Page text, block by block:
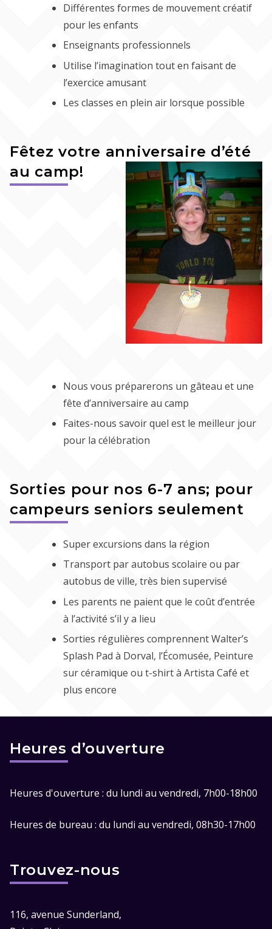
Différentes formes de mouvement créatif
pour les enfants
Enseignants professionnels
Utilise l’imagination tout en faisant de
l’exercice amusant
Les classes en plein air lorsque possible
Fêtez votre anniversaire d’été
au camp!
Nous vous préparerons un gâteau et une
fête d’anniversaire au camp
Faites-nous savoir quel est le meilleur jour
pour la célébration
Sorties pour nos 6-7 ans; pour
campeurs seniors seulement
Super excursions dans la région
Transport par autobus scolaire ou par
autobus de ville, très bien supervisé
Les parents ne paient que le coût d’entrée
à l’activité s’il y a lieu
Sorties régulières comprennent Walter’s
Splash Pad à Dorval, l’Écomusée, Peinture
sur céramique ou t-shirt à Artista Café et
plus encore
Heures d’ouverture
Heures d'ouverture : du lundi au vendredi, 7h00-18h00
Heures de bureau : du lundi au vendredi, 08h30-17h00
Trouvez-nous
116, avenue Sunderland,